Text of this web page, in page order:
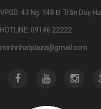
VPGD: 43 Ng. 148 Đ. Trần Duy
HOTLINE: 09146.22222
minhnhatplaza@gmail.com